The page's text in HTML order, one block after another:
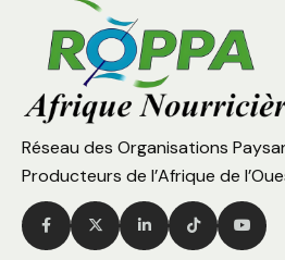
Réseau des Organisations
Producteurs de l’Afrique de